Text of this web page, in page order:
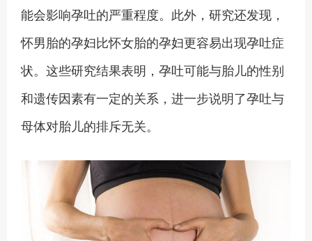
能会影响孕吐的严重程度。此外，研究还发现，
怀男胎的孕妇比怀女胎的孕妇更容易出现孕吐症
状。这些研究结果表明，孕吐可能与胎儿的性别
和遗传因素有一定的关系，进一步说明了孕吐与
母体对胎儿的排斥无关。